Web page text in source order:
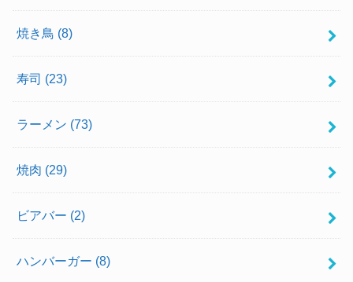
焼き鳥 (8)
寿司 (23)
ラーメン (73)
焼肉 (29)
ビアバー (2)
ハンバーガー (8)